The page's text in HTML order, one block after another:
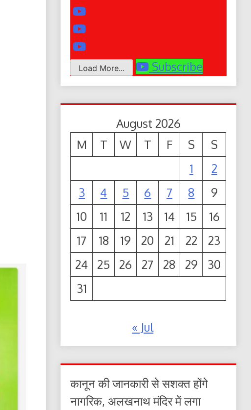
Load More... Subscribe
August 2026
M
T W T F S
S
1
2
3
4 5 6 7 8
9
10
11 12 13 14 15
16
17
18 19 20 21 22
23
24
25 26 27 28 29
30
31
« Jul
कानून की जानकारी से सशक्त होंगे
नागरिक, अलखनाथ मंदिर में लगा